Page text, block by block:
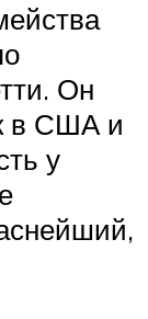
Он
в США и
у